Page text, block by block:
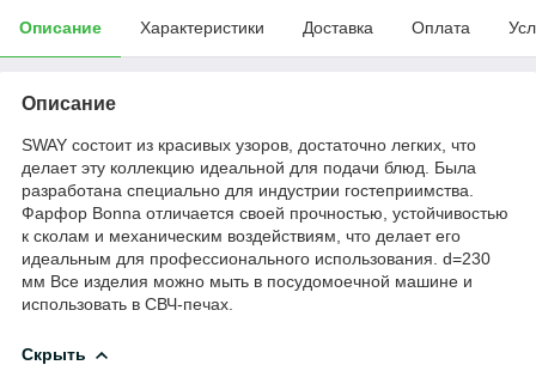
Описание Характеристики Доставка Оплата
Описание
SWAY состоит из красивых узоров, достаточно легких, что
делает эту коллекцию идеальной для подачи блюд. Была
разработана специально для индустрии гостеприимства.
Фарфор Bonna отличается своей прочностью, устойчивостью
к сколам и механическим воздействиям, что делает его
идеальным для профессионального использования. d=230
мм Все изделия можно мыть в посудомоечной машине и
использовать в СВЧ-печах.
Скрыть